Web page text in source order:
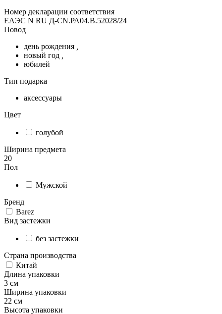
Номер декларации соответствия
ЕАЭС N RU Д-CN.РА04.В.52028/24
Повод
день рождения
новый год
юбилей
Тип подарка
аксессуары
Цвет
голубой
Ширина предмета
20
Пол
Мужской
Бренд
Barez
Вид застежки
без застежки
Страна производства
Китай
Длина упаковки
3 см
Ширина упаковки
22 см
Высота упаковки